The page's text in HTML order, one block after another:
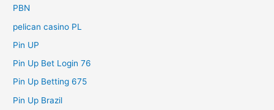
PBN
pelican casino PL
Pin UP
Pin Up Bet Login 76
Pin Up Betting 675
Pin Up Brazil